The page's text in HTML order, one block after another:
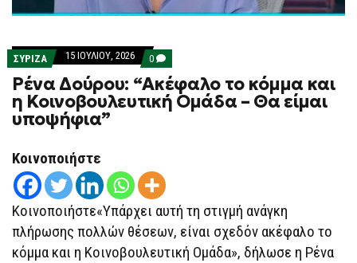
ΣΥΡΙΖΑ 15 ΙΟΥΛΊΟΥ, 2026 0 COMMENTS
ON
ΡΈΝΑ
ΔΟΎΡΟΥ:
“ΑΚΈΦΑΛΟ
ΟΜΆΔΑ
–
ΘΑ
ΕΊΜΑΙ
ΥΠΟΨΉΦΙΑ”
Ρένα Δούρου: “Ακέφαλο το κόμμα και
η Κοινοβουλευτική Ομάδα – Θα είμαι
υποψήφια”
Κοινοποιήστε
Κοινοποιήστε«Υπάρχει αυτή τη στιγμή ανάγκη
πλήρωσης πολλών θέσεων, είναι σχεδόν ακέφαλο το
κόμμα και η Κοινοβουλευτική Ομάδα», δήλωσε η Ρένα